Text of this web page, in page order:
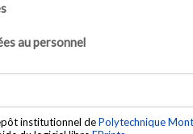
au personnel
institutionnel dePolytechnique